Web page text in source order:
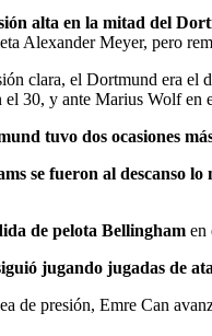
alta en la mitad del
Alexander Meyer, pero
clara, el Dortmund era el
30, y ante Marius Wolf en
tuvo dos ocasiones
se fueron al descanso
de pelota Bellingham en
jugando jugadas de
de presión, Emre Can